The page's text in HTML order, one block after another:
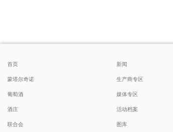
首页
蒙塔尔奇诺
葡萄酒
酒庄
联合会
新闻
生产商专区
媒体专区
活动档案
图库